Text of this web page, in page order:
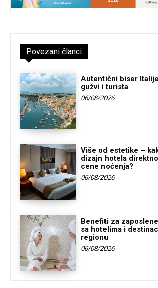
Povezani članci
Autentični biser
gužvi i turista
06/08/2026
Više od estetike –
dizajn hotela
cene noćenja?
06/08/2026
Benefiti za
sa hotelima i
regionu
06/08/2026